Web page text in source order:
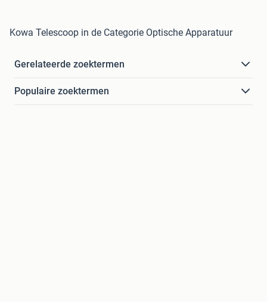
Kowa Telescoop in de Categorie Optische Apparatuur
Gerelateerde zoektermen
Populaire zoektermen